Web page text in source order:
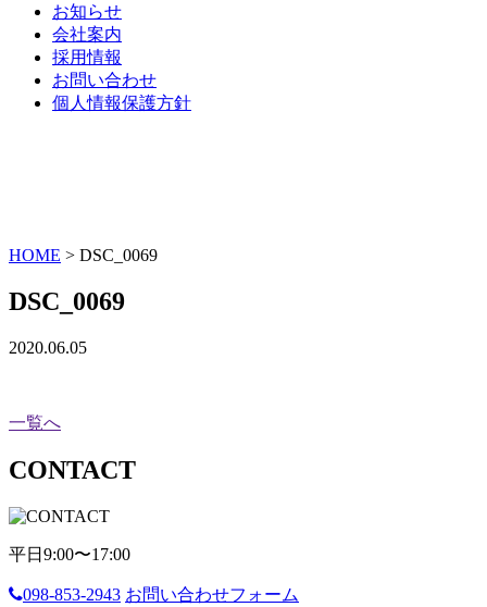
お知らせ
会社案内
採用情報
お問い合わせ
個人情報保護方針
HOME > DSC_0069
DSC_0069
2020.06.05
一覧へ
CONTACT
平日9:00〜17:00
098-853-2943 お問い合わせフォーム